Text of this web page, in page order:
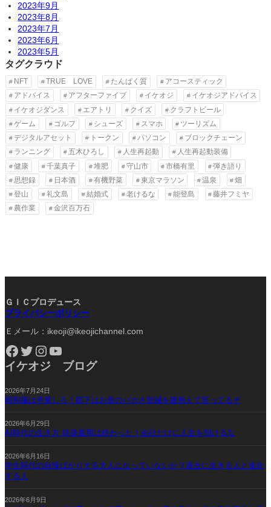
2023年9月
2023年8月
2023年7月
2023年6月
2023年5月
タグクラウド
NFT TRUE LOVE たんぱく質
アコースティック
アドバイス
アフターファイブ イケオジ
イケオジアドバイス
イケオジダンス
エアトリ クイズ
クラフトビール
ゲーム
ゴルフ シューズ スマホ
ツーリズム
デジタルアセット
トークン パソコン
ブロックチェーン
ランニング
五木ひろし 人生再起動
人生再起動装備
健康
千葉真子 堆肥 守山市 市橋有里
弾き語り
思想録
日本酒 有機野菜 東京マラソン 温泉
畑
登山
礼文島 結婚式 老けるな 能登島
藤井フミヤ
農作業
金沢百万石
ＧＩＣプロデュース
プライバシーポリシー
Ｅメール：ikeoji@ikeojichannel.com
Facebook Twitter Instagram YouTube
イケオジ ブログ
2026年7月24日
昭和脳は卒業しろ！部下はお前のバカさ加減を腹抱えて笑ってるぞ
2026年6月29日
AI時代の生き方 終身雇用は終わった！会社だけに人生を預けるな
2026年6月16日
学生時代の自慢ばかりする大人になっていないか？過去に生きる人と進化
する人
2026年6月9日